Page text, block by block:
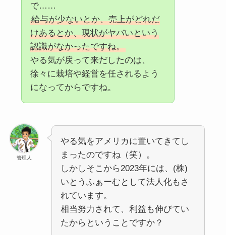
で……
給与が少ないとか、売上がどれだ
けあるとか、現状がヤバいという
認識がなかったですね。
やる気が戻って来だしたのは、
徐々に栽培や経営を任されるよう
になってからですね。
管理人
やる気をアメリカに置いてきてし
まったのですね（笑）。
しかしそこから2023年には、(株)
いとうふぁーむとして法人化もさ
れています。
相当努力されて、利益も伸びてい
たからということですか？